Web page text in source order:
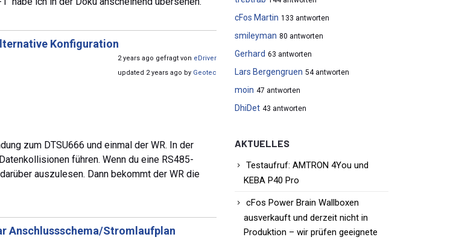
Konfiguration
2 years ago gefragt von eDriver
updated 2 years ago by Geotec
zum DTSU666 und einmal der WR. In der
führen. Wenn du eine RS485-
auszulesen. Dann bekommt der WR die
Anschlussschema/Stromlaufplan
cFos Martin 133 antworten
smileyman 80 antworten
Gerhard 63 antworten
Lars Bergengruen 54 antworten
moin 47 antworten
DhiDet 43 antworten
AKTUELLES
Testaufruf: AMTRON 4You und
KEBA P40 Pro
cFos Power Brain Wallboxen
ausverkauft und derzeit nicht in
Produktion – wir prüfen geeignete